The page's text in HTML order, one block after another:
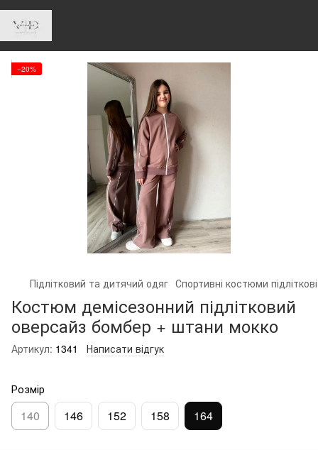
−20%
Підлітковий та дитячий одяг Спортивні костюми підліткові
Костюм демісезонний підлітковий
оверсайз бомбер + штани мокко
Артикул: 1341 Написати відгук
Розмір
140 146 152 158 164